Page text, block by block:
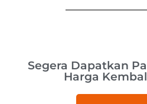
Segera Dapatkan
Harga